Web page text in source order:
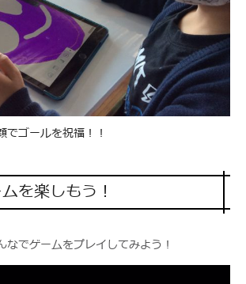
でゴールを祝福！！
を楽しもう！
なでゲームをプレイしてみよう！